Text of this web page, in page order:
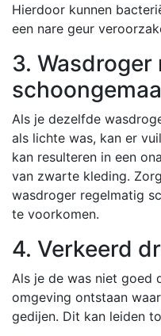
Hierdoor kunnen
een nare geur
3. Wasdroger
Als je dezelfde
als lichte was, kan er
kan resulteren in een
van zwarte kleding.
wasdroger regelmatig
te voorkomen.
4. Verkeerd
Als je de was niet goed
omgeving ontstaan
gedijen. Dit kan leiden